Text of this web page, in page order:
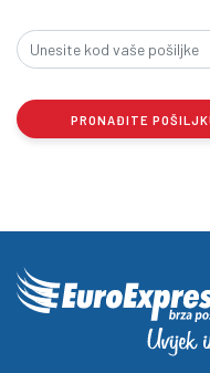
PRONAĐITE